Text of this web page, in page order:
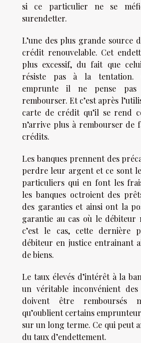
si ce particulier ne se
surendetter.
L’une des plus grande source
crédit renouvelable. Cet
plus excessif, du fait que
résiste pas à la tentation.
emprunte il ne pense
rembourser. Et c’est après
carte de crédit qu’il se rend
n’arrive plus à rembourser de
crédits.
Les banques prennent des
perdre leur argent et ce sont
particuliers qui en font les
les banques octroient des
des garanties et ainsi ont la
garantie au cas où le débiteur
c’est le cas, cette dernière
débiteur en justice entrainant
de biens.
Le taux élevés d’intérêt à la
un véritable inconvénient
doivent être remboursés
qu’oublient certains
sur un long terme. Ce qui peut
du taux d’endettement.